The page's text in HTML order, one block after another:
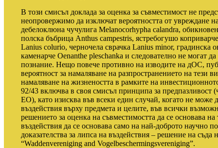
В този смисъл доклада за оценка за съвместимост не
неопровержимо да изключат вероятността от увреждане
дебелоклюна чучулига Melanocorhypha calandra,
полска бъбрица Anthus campestris, ястребогушо
Lanius colurio, черночела сврачка Lanius minor, градинска
каменарче Oenanthe pleschanka и следователно не могат
познание. Нещо повече противно на изводите на дОС,
вероятност за намаляване на разпространението на тези
намаляване на жизнеността в рамките на
92/43 включва в своя смисъл принципа за предпазливост
ЕО), като изисква във всеки един случай, когато не може
въздействия върху предмета и целите, във всички
решението за оценка на съвместимостта да се основава
въздействия да се основава само на най-доброто научно
доказателства за липса на въздействия – решение на
“Waddenvereniging and Vogelbeschermingsvereniging”.